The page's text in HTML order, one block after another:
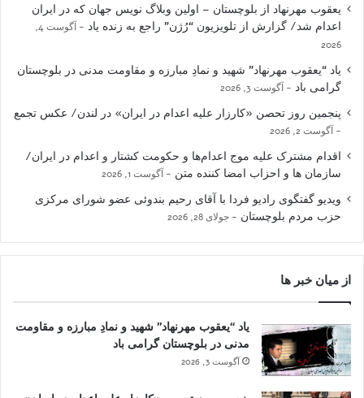
یعقوب مهرنهاد از بلوچستان – اولین وبلاگ نویس جهان که در ایران
اعدام شد/ گزارش از تلویزیون “رُژن” راجع به زنده یاد
آگوست 4,
2026
یاد “یعقوب مهرنهاد” شهید و نمادِ مبارزه و مقاومت مدنی در بلوچستان
گرامی باد
آگوست 3, 2026
پنجمین روز تحصن «کارزار علیه اعدام در ایران» در لندن/ عکس تجمع
آگوست 2, 2026
اقدام مشترک علیه موج اعدام‌ها و حکومت کشتار و اعدام در ایران/
سازمان ها و احزاب امضا کننده متن
آگوست 1, 2026
ویدیو گفتگوی رادیو فردا با آقای رحیم بندوئی عضو شورای مرکزی
حزب مردم بلوچستان
جولای 28, 2026
از میان خبر ها
یاد “یعقوب مهرنهاد” شهید و نمادِ مبارزه و مقاومت
مدنی در بلوچستان گرامی باد
آگوست 3, 2026